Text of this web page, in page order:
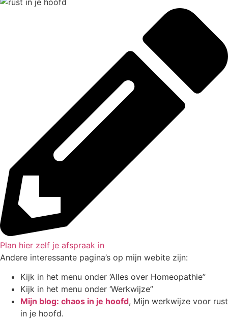
Plan hier zelf je afspraak in
Andere interessante pagina’s op mijn webite zijn:
Kijk in het menu onder ‘Alles over Homeopathie”
Kijk in het menu onder ‘Werkwijze”
Mijn blog: chaos in je hoofd, Mijn werkwijze voor rust
in je hoofd.